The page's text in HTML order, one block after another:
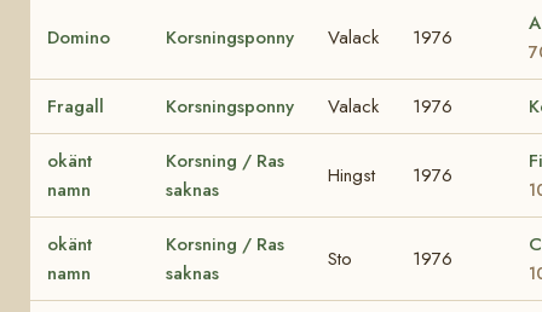
Domino Korsningsponny Valack 1976
Fragall Korsningsponny Valack 1976
okänt
namn
Korsning / Ras
saknas
Hingst 1976
okänt
namn
Korsning / Ras
saknas
Sto 1976